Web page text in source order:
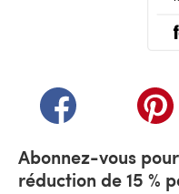
(s'ouvre dans un
Abonnez-vous
réduction de 15 %